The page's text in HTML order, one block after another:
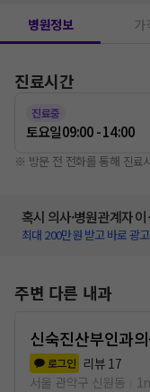
병원정보 가
진료시간
진료중
토요일09:00 - 14:00
※ 방문 전 전화를 통해 진료
혹시 의사·병원관계자
최대 200만원 받고 바로 광
주변 다른 내과
신숙진산부인과
로그인 리뷰 17
서울 관악구 신원동